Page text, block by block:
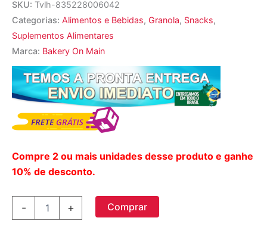
SKU: Tvlh-835228006042
Categorias: Alimentos e Bebidas, Granola, Snacks,
Suplementos Alimentares
Marca: Bakery On Main
Compre 2 ou mais unidades desse produto e ganhe
10% de desconto.
- + Comprar